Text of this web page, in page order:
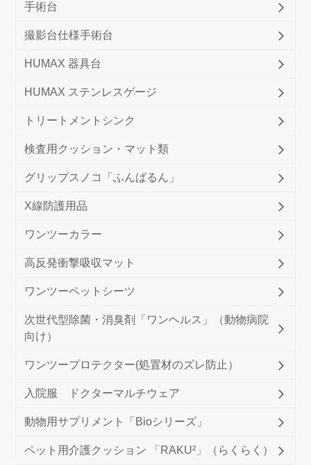
手術台
撮影台仕様手術台
HUMAX 器具台
HUMAX ステンレスゲージ
トリートメントシンク
検査用クッション・マット類
グリップスノコ「ふんばるん」
X線防護用品
ワンツーカラー
高反発衝撃吸収マット
ワンツーペットシーツ
次世代型除菌・消臭剤「ワンヘルス」（動物病院
向け）
ワンツープロテクター(処置材のズレ防止）
入院服 ドクターマルチウェア
動物用サプリメント「Bioシリーズ」
ペット用介護クッション 「RAKU²」（らくらく）